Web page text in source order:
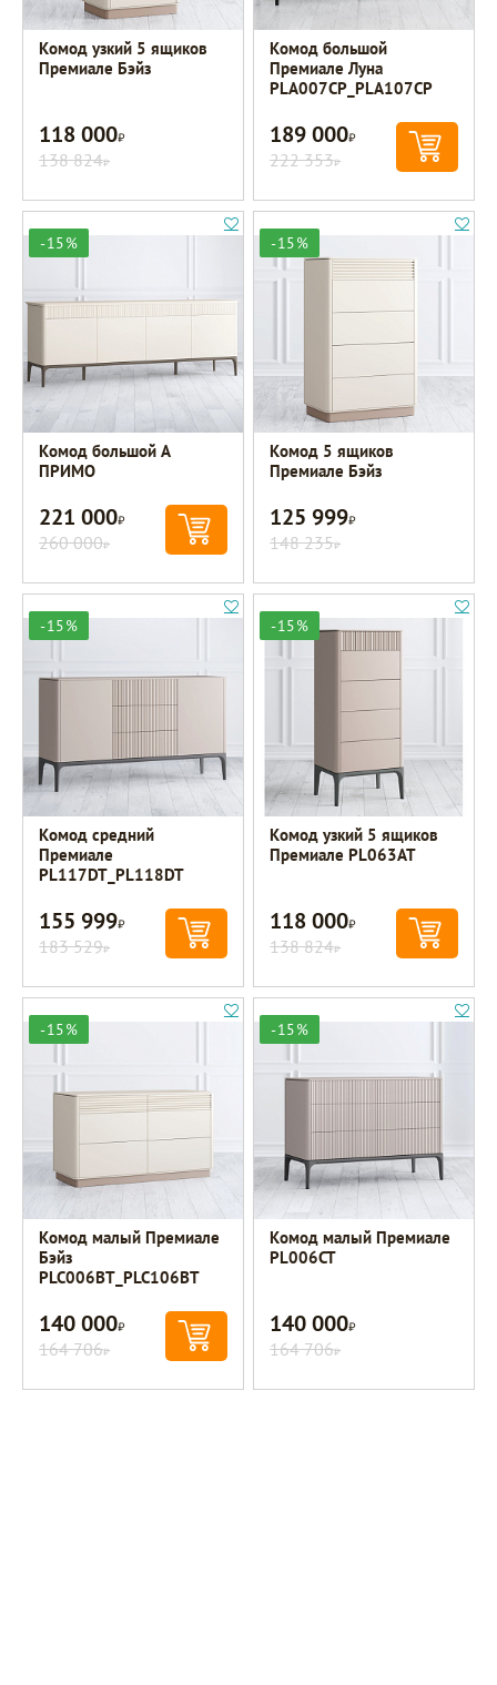
Комод узкий 5 ящиков
Премиале Бэйз
118 000Р
138 824Р
Комод большой
Премиале Луна
PLA007CP_PLA107CP
189 000Р
222 353Р
-15%
Комод большой A
ПРИМО
221 000Р
260 000Р
-15%
Комод 5 ящиков
Премиале Бэйз
125 999Р
148 235Р
-15%
Комод средний
Премиале
PL117DT_PL118DT
155 999Р
183 529Р
-15%
Комод узкий 5 ящиков
Премиале PL063AT
118 000Р
138 824Р
-15%
Комод малый Премиале
Бэйз
PLC006BT_PLC106BT
140 000Р
164 706Р
-15%
Комод малый Премиале
PL006CT
140 000Р
164 706Р